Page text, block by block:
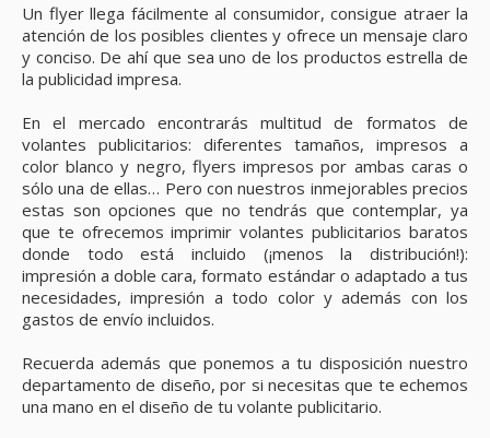
Un flyer llega fácilmente al consumidor, consigue atraer la
atención de los posibles clientes y ofrece un mensaje claro
y conciso. De ahí que sea uno de los productos estrella de
la publicidad impresa.
En el mercado encontrarás multitud de formatos de
volantes publicitarios: diferentes tamaños, impresos a
color blanco y negro, flyers impresos por ambas caras o
sólo una de ellas… Pero con nuestros inmejorables precios
estas son opciones que no tendrás que contemplar, ya
que te ofrecemos imprimir volantes publicitarios baratos
donde todo está incluido (¡menos la distribución!):
impresión a doble cara, formato estándar o adaptado a tus
necesidades, impresión a todo color y además con los
gastos de envío incluidos.
Recuerda además que ponemos a tu disposición nuestro
departamento de diseño, por si necesitas que te echemos
una mano en el diseño de tu volante publicitario.